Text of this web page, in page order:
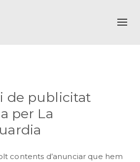
de publicitat
per La
contents d’anunciar que hem